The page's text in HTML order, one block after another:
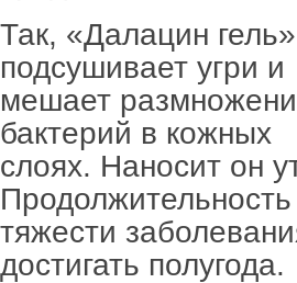
Так, «Далацин гель»
подсушивает угри и
мешает
бактерий в кожных
слоях. Наносит он
тяжести
достигать полугода.